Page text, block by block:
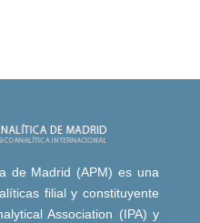
de Madrid (APM) es una
filial y constituyente
Association (IPA) y